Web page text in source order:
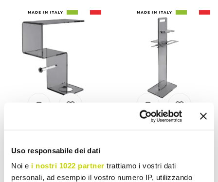
Uso responsabile dei dati
Noi e i nostri 1022 partner trattiamo i vostri dati
personali, ad esempio il vostro numero IP, utilizzando
Badeværelseshylde med
toiletbørsteholder Lavet i
Italien - Joakim
VIADURINI BATHROOM
Italien - Pluto